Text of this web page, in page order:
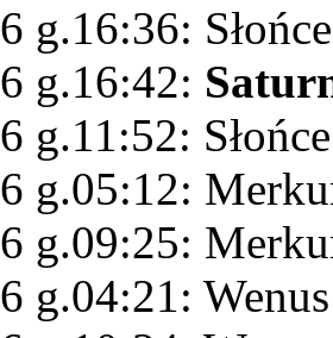
g.16:36:
g.16:42:
g.11:52:
g.05:12:
g.09:25:
g.04:21: